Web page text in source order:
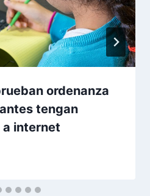
ordenanza
tengan
internet